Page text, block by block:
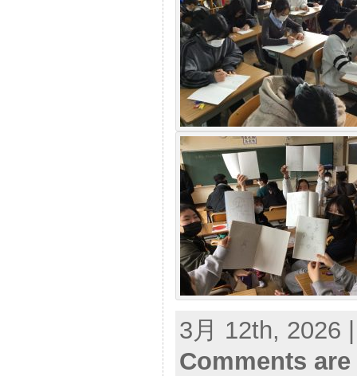
3月 12th, 2026
Comments